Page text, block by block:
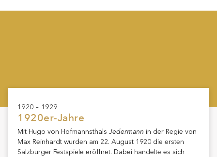
1920 – 1929
1920er-Jahre
Mit Hugo von Hofmannsthals Jedermann in der Regie von
Max Reinhardt wurden am 22. August 1920 die ersten
Salzburger Festspiele eröffnet. Dabei handelte es sich